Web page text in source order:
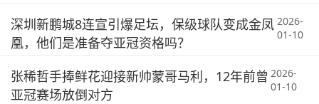
深圳新鹏城8连宣引爆足坛，保级球队变成金凤
凰，他们是准备夺亚冠资格吗？
2026-
01-10
张稀哲手捧鲜花迎接新帅蒙哥马利，12年前曾
亚冠赛场放倒对方
2026-
01-10